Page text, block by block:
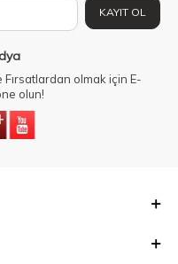
KAYIT OL
olmak için E-
olun!